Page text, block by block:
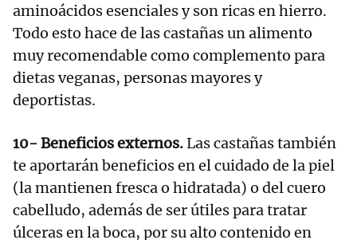
aminoácidos esenciales y son ricas en hierro.
Todo esto hace de las castañas un alimento
muy recomendable como complemento para
dietas veganas, personas mayores y
deportistas.
10- Beneficios externos.Las castañas también
te aportarán beneficios en el cuidado de la piel
(la mantienen fresca o hidratada) o del cuero
cabelludo, además de ser útiles para tratar
úlceras en la boca, por su alto contenido en